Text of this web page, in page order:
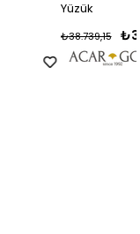
₺34.865,24